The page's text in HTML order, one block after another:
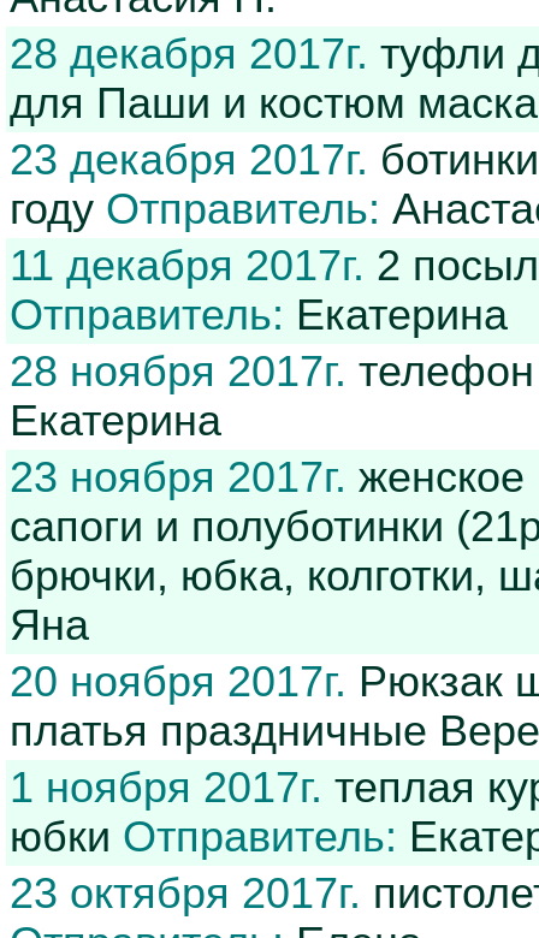
28 декабря 2017г. туфли
для Паши и костюм
23 декабря 2017г.
году Отправитель:
11 декабря 2017г. 2
Отправитель: Екатерина
28 ноября 2017г.
Екатерина
23 ноября 2017г.
сапоги и полуботинки
брючки, юбка, колготки,
Яна
20 ноября 2017г. Рюкзак
платья праздничные
1 ноября 2017г. теплая
юбки Отправитель:
23 октября 2017г.